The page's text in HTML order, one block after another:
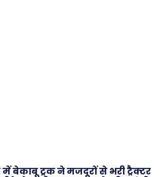
में बेकाबू ट्रक ने मजदूरों से भरी ट्रैक्टर